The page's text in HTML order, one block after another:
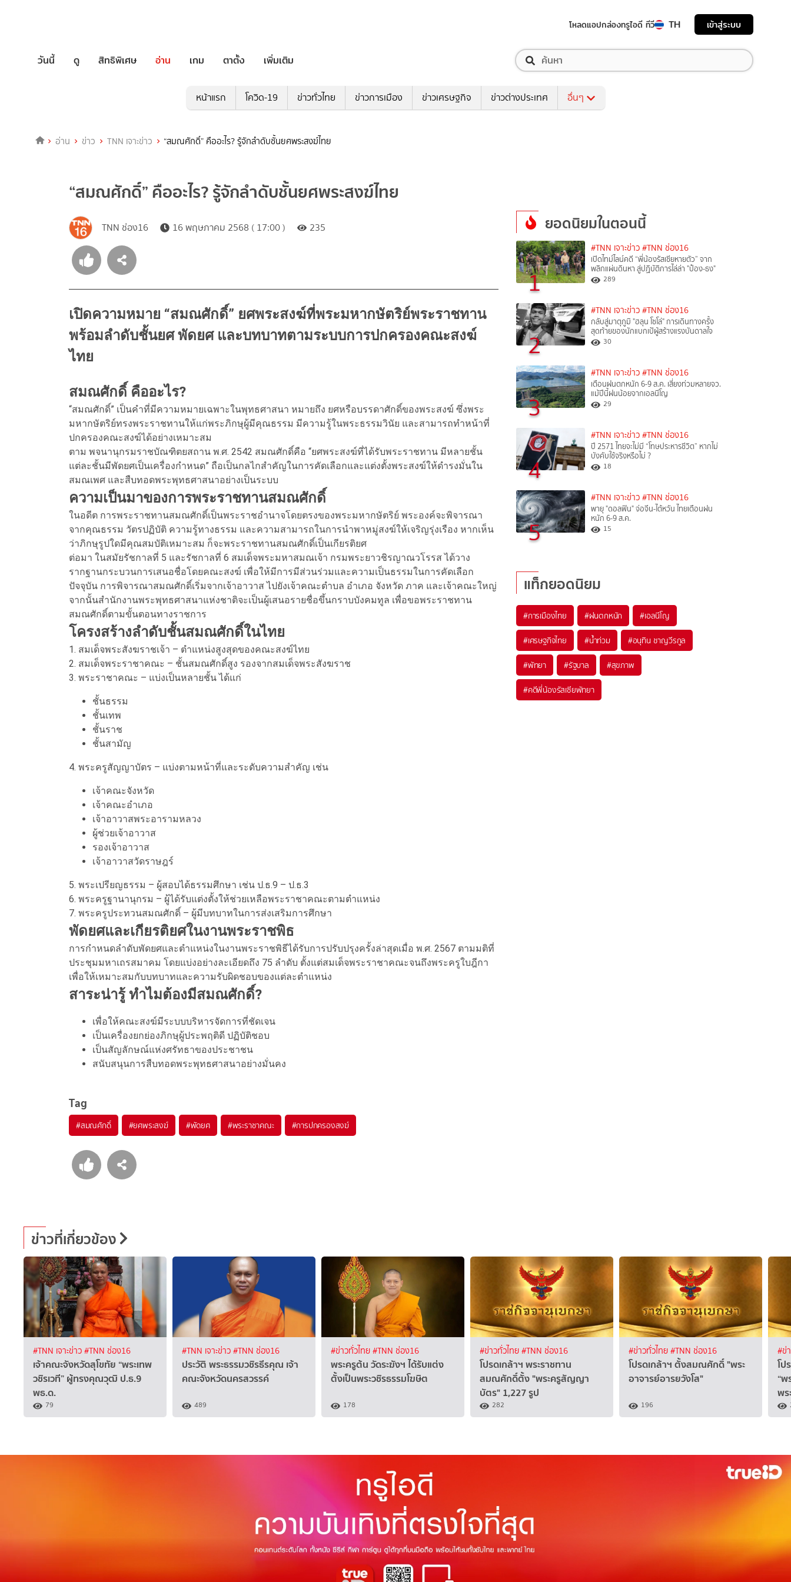
โหลดแอปกล่องทรูไอดี ทีวี TH เข้าสู่ระบบ
วันนี้ ดู สิทธิพิเศษ อ่าน เกม ตาตั้ง เพิ่มเติม
หน้าแรก โควิด-19 ข่าวทั่วไทย ข่าวการเมือง ข่าวเศรษฐกิจ ข่าวต่างประเทศ อื่นๆ
อ่าน ข่าว TNN เจาะข่าว “สมณศักดิ์” คืออะไร? รู้จักลำดับชั้นยศพระสงฆ์ไทย
“สมณศักดิ์” คืออะไร? รู้จักลำดับชั้นยศพระสงฆ์ไทย
TNN ช่อง16 16 พฤษภาคม 2568 ( 17:00 ) 235
เปิดความหมาย “สมณศักดิ์” ยศพระสงฆ์ที่พระมหากษัตริย์พระราชทาน
พร้อมลำดับชั้นยศ พัดยศ และบทบาทตามระบบการปกครองคณะสงฆ์
ไทย
สมณศักดิ์ คืออะไร?
“สมณศักดิ์” เป็นคำที่มีความหมายเฉพาะในพุทธศาสนา หมายถึง ยศหรือบรรดาศักดิ์ของพระสงฆ์ ซึ่งพระ
มหากษัตริย์ทรงพระราชทานให้แก่พระภิกษุผู้มีคุณธรรม มีความรู้ในพระธรรมวินัย และสามารถทำหน้าที่
ปกครองคณะสงฆ์ได้อย่างเหมาะสม
ตาม พจนานุกรมราชบัณฑิตยสถาน พ.ศ. 2542 สมณศักดิ์คือ “ยศพระสงฆ์ที่ได้รับพระราชทาน มีหลายชั้น
แต่ละชั้นมีพัดยศเป็นเครื่องกำหนด” ถือเป็นกลไกสำคัญในการคัดเลือกและแต่งตั้งพระสงฆ์ให้ดำรงมั่นใน
สมณเพศ และสืบทอดพระพุทธศาสนาอย่างเป็นระบบ
ความเป็นมาของการพระราชทานสมณศักดิ์
ในอดีต การพระราชทานสมณศักดิ์เป็นพระราชอำนาจโดยตรงของพระมหากษัตริย์ พระองค์จะพิจารณา
จากคุณธรรม วัตรปฏิบัติ ความรู้ทางธรรม และความสามารถในการนำพาหมู่สงฆ์ให้เจริญรุ่งเรือง หากเห็น
ว่าภิกษุรูปใดมีคุณสมบัติเหมาะสม ก็จะพระราชทานสมณศักดิ์เป็นเกียรติยศ
ต่อมา ในสมัยรัชกาลที่ 5 และรัชกาลที่ 6 สมเด็จพระมหาสมณเจ้า กรมพระยาวชิรญาณวโรรส ได้วาง
รากฐานกระบวนการเสนอชื่อโดยคณะสงฆ์ เพื่อให้มีการมีส่วนร่วมและความเป็นธรรมในการคัดเลือก
ปัจจุบัน การพิจารณาสมณศักดิ์เริ่มจากเจ้าอาวาส ไปยังเจ้าคณะตำบล อำเภอ จังหวัด ภาค และเจ้าคณะใหญ่
จากนั้นสำนักงานพระพุทธศาสนาแห่งชาติจะเป็นผู้เสนอรายชื่อขึ้นกราบบังคมทูล เพื่อขอพระราชทาน
สมณศักดิ์ตามขั้นตอนทางราชการ
โครงสร้างลำดับชั้นสมณศักดิ์ในไทย
1. สมเด็จพระสังฆราชเจ้า – ตำแหน่งสูงสุดของคณะสงฆ์ไทย
2. สมเด็จพระราชาคณะ – ชั้นสมณศักดิ์สูง รองจากสมเด็จพระสังฆราช
3. พระราชาคณะ – แบ่งเป็นหลายชั้น ได้แก่
ชั้นธรรม
ชั้นเทพ
ชั้นราช
ชั้นสามัญ
4. พระครูสัญญาบัตร – แบ่งตามหน้าที่และระดับความสำคัญ เช่น
เจ้าคณะจังหวัด
เจ้าคณะอำเภอ
เจ้าอาวาสพระอารามหลวง
ผู้ช่วยเจ้าอาวาส
รองเจ้าอาวาส
เจ้าอาวาสวัดราษฎร์
5. พระเปรียญธรรม – ผู้สอบได้ธรรมศึกษา เช่น ป.ธ.9 – ป.ธ.3
6. พระครูฐานานุกรม – ผู้ได้รับแต่งตั้งให้ช่วยเหลือพระราชาคณะตามตำแหน่ง
7. พระครูประทวนสมณศักดิ์ – ผู้มีบทบาทในการส่งเสริมการศึกษา
พัดยศและเกียรติยศในงานพระราชพิธ
การกำหนดลำดับพัดยศและตำแหน่งในงานพระราชพิธีได้รับการปรับปรุงครั้งล่าสุดเมื่อ พ.ศ. 2567 ตามมติที่
ประชุมมหาเถรสมาคม โดยแบ่งอย่างละเอียดถึง 75 ลำดับ ตั้งแต่สมเด็จพระราชาคณะจนถึงพระครูใบฎีกา
เพื่อให้เหมาะสมกับบทบาทและความรับผิดชอบของแต่ละตำแหน่ง
สาระน่ารู้ ทำไมต้องมีสมณศักดิ์?
เพื่อให้คณะสงฆ์มีระบบบริหารจัดการที่ชัดเจน
เป็นเครื่องยกย่องภิกษุผู้ประพฤติดี ปฏิบัติชอบ
เป็นสัญลักษณ์แห่งศรัทธาของประชาชน
สนับสนุนการสืบทอดพระพุทธศาสนาอย่างมั่นคง
Tag
#สมณศักดิ์ #ยศพระสงฆ์ #พัดยศ #พระราชาคณะ #การปกครองสงฆ์
ยอดนิยมในตอนนี้
1
#TNN เจาะข่าว #TNN ช่อง16
เปิดไทม์ไลน์คดี “พี่น้องรัสเซียหายตัว” จาก
พลิกแผ่นดินหา สู่ปฏิบัติการไล่ล่า "ป๋อง-ธง"
289
2
#TNN เจาะข่าว #TNN ช่อง16
กลับสู่มาตุภูมิ "ฮลุน โซโล่" การเดินทางครั้ง
สุดท้ายของนักแบกเป้ผู้สร้างแรงบันดาลใจ
30
3
#TNN เจาะข่าว #TNN ช่อง16
เตือนฝนตกหนัก 6-9 ส.ค. เสี่ยงท่วมหลายจว.
แม้ปีนี้ฝนน้อยจากเอลนีโญ
29
4
#TNN เจาะข่าว #TNN ช่อง16
ปี 2571 ไทยจะไม่มี “โทษประหารชีวิต” หากไม่
บังคับใช้จริงหรือไม่ ?​
18
5
#TNN เจาะข่าว #TNN ช่อง16
พายุ "ดอลฟิน" จ่อจีน-ไต้หวัน ไทยเตือนฝน
หนัก 6-9 ส.ค.
15
แท็กยอดนิยม
#การเมืองไทย #ฝนตกหนัก #เอลนีโญ
#เศรษฐกิจไทย #น้ำท่วม #อนุทิน ชาญวีรกูล
#พัทยา #รัฐบาล #สุขภาพ
#คดีพี่น้องรัสเซียพัทยา
ข่าวที่เกี่ยวข้อง
#TNN เจาะข่าว#TNN ช่อง16
เจ้าคณะจังหวัดสุโขทัย “พระเทพ
วชิรเวที” ผู้ทรงคุณวุฒิ ป.ธ.9
พธ.ด.
79
#TNN เจาะข่าว#TNN ช่อง16
ประวัติ พระธรรมวชิรธีรคุณ เจ้า
คณะจังหวัดนครสวรรค์
489
#ข่าวทั่วไทย#TNN ช่อง16
พระครูต้น วัดระฆังฯ ได้รับแต่ง
ตั้งเป็นพระวชิรธรรมโฆษิต
178
#ข่าวทั่วไทย#TNN ช่อง16
โปรดเกล้าฯ พระราชทาน
สมณศักดิ์ตั้ง "พระครูสัญญา
บัตร" 1,227 รูป
282
#ข่าวทั่วไทย#TNN ช่อง16
โปรดเกล้าฯ ตั้งสมณศักดิ์ "พระ
อาจารย์อารยวังโส"
196
#ข่
โ
“
พร